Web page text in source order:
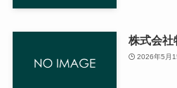
株式会社
2026年5月